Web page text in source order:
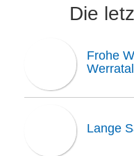
Die
Frohe
Lange